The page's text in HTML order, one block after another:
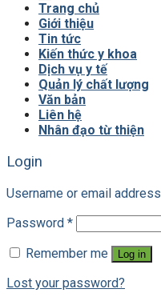
Trang chủ
Giới thiệu
Tin tức
Kiến thức y khoa
Dịch vụ y tế
Quản lý chất lượng
Văn bản
Liên hệ
Nhân đạo từ thiện
Login
Username or email address
Password *
Remember me
Log in
Lost your password?